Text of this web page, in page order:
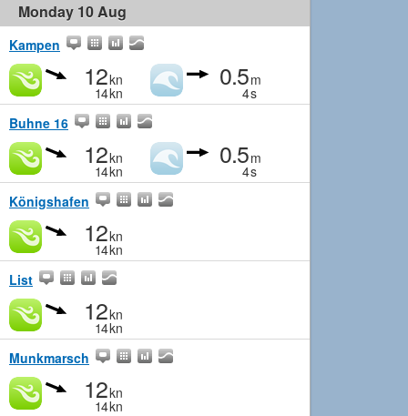
Monday 10 Aug
Kampen
12kn
14kn
0.5m
4s
Buhne 16
12kn
14kn
0.5m
4s
Königshafen
12kn
14kn
List
12kn
14kn
Munkmarsch
12kn
14kn